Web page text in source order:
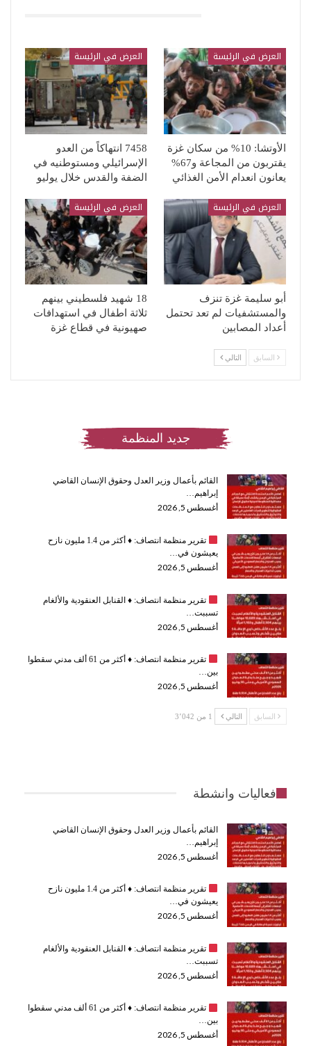
العرض في الرئيسة
الأوتشا: 10% من سكان غزة
يقتربون من المجاعة و67%
يعانون انعدام الأمن الغذائي
العرض في الرئيسة
7458 انتهاكاً من العدو
الإسرائيلي ومستوطنيه في
الضفة والقدس خلال يوليو
العرض في الرئيسة
أبو سليمة غزة تنزف
والمستشفيات لم تعد تحتمل
أعداد المصابين
العرض في الرئيسة
18 شهيد فلسطيني بينهم
ثلاثة اطفال في استهدافات
صهيونية في قطاع غزة
السابق التالي
جديد المنظمة
القائم بأعمال وزير العدل وحقوق الإنسان القاضي
إبراهيم…
أغسطس 5, 2026
تقرير منظمة انتصاف: ♦️
أكثر من 1.4 مليون نازح
يعيشون في…
أغسطس 5, 2026
تقرير منظمة انتصاف: ♦️القنابل العنقودية والألغام
تسببت…
أغسطس 5, 2026
تقرير منظمة انتصاف: ♦️
أكثر من 61 ألف مدني سقطوا
بين…
أغسطس 5, 2026
السابق التالي 1 من 3٬042
فعاليات وانشطة
القائم بأعمال وزير العدل وحقوق الإنسان القاضي
إبراهيم…
أغسطس 5, 2026
تقرير منظمة انتصاف: ♦️
أكثر من 1.4 مليون نازح
يعيشون في…
أغسطس 5, 2026
تقرير منظمة انتصاف: ♦️القنابل العنقودية والألغام
تسببت…
أغسطس 5, 2026
تقرير منظمة انتصاف: ♦️
أكثر من 61 ألف مدني سقطوا
بين…
أغسطس 5, 2026